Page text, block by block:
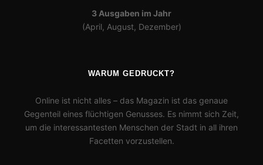
3 Ausgaben im Jahr
(April, August, Dezember)
WARUM GEDRUCKT?
Online ist nicht alles – das Magazin ist das genaue
Gegenteil eines flüchtigen Genusses. Es nimmt sich Zeit,
um die interessantesten Menschen der Stadt in all ihren
Facetten vorzustellen.